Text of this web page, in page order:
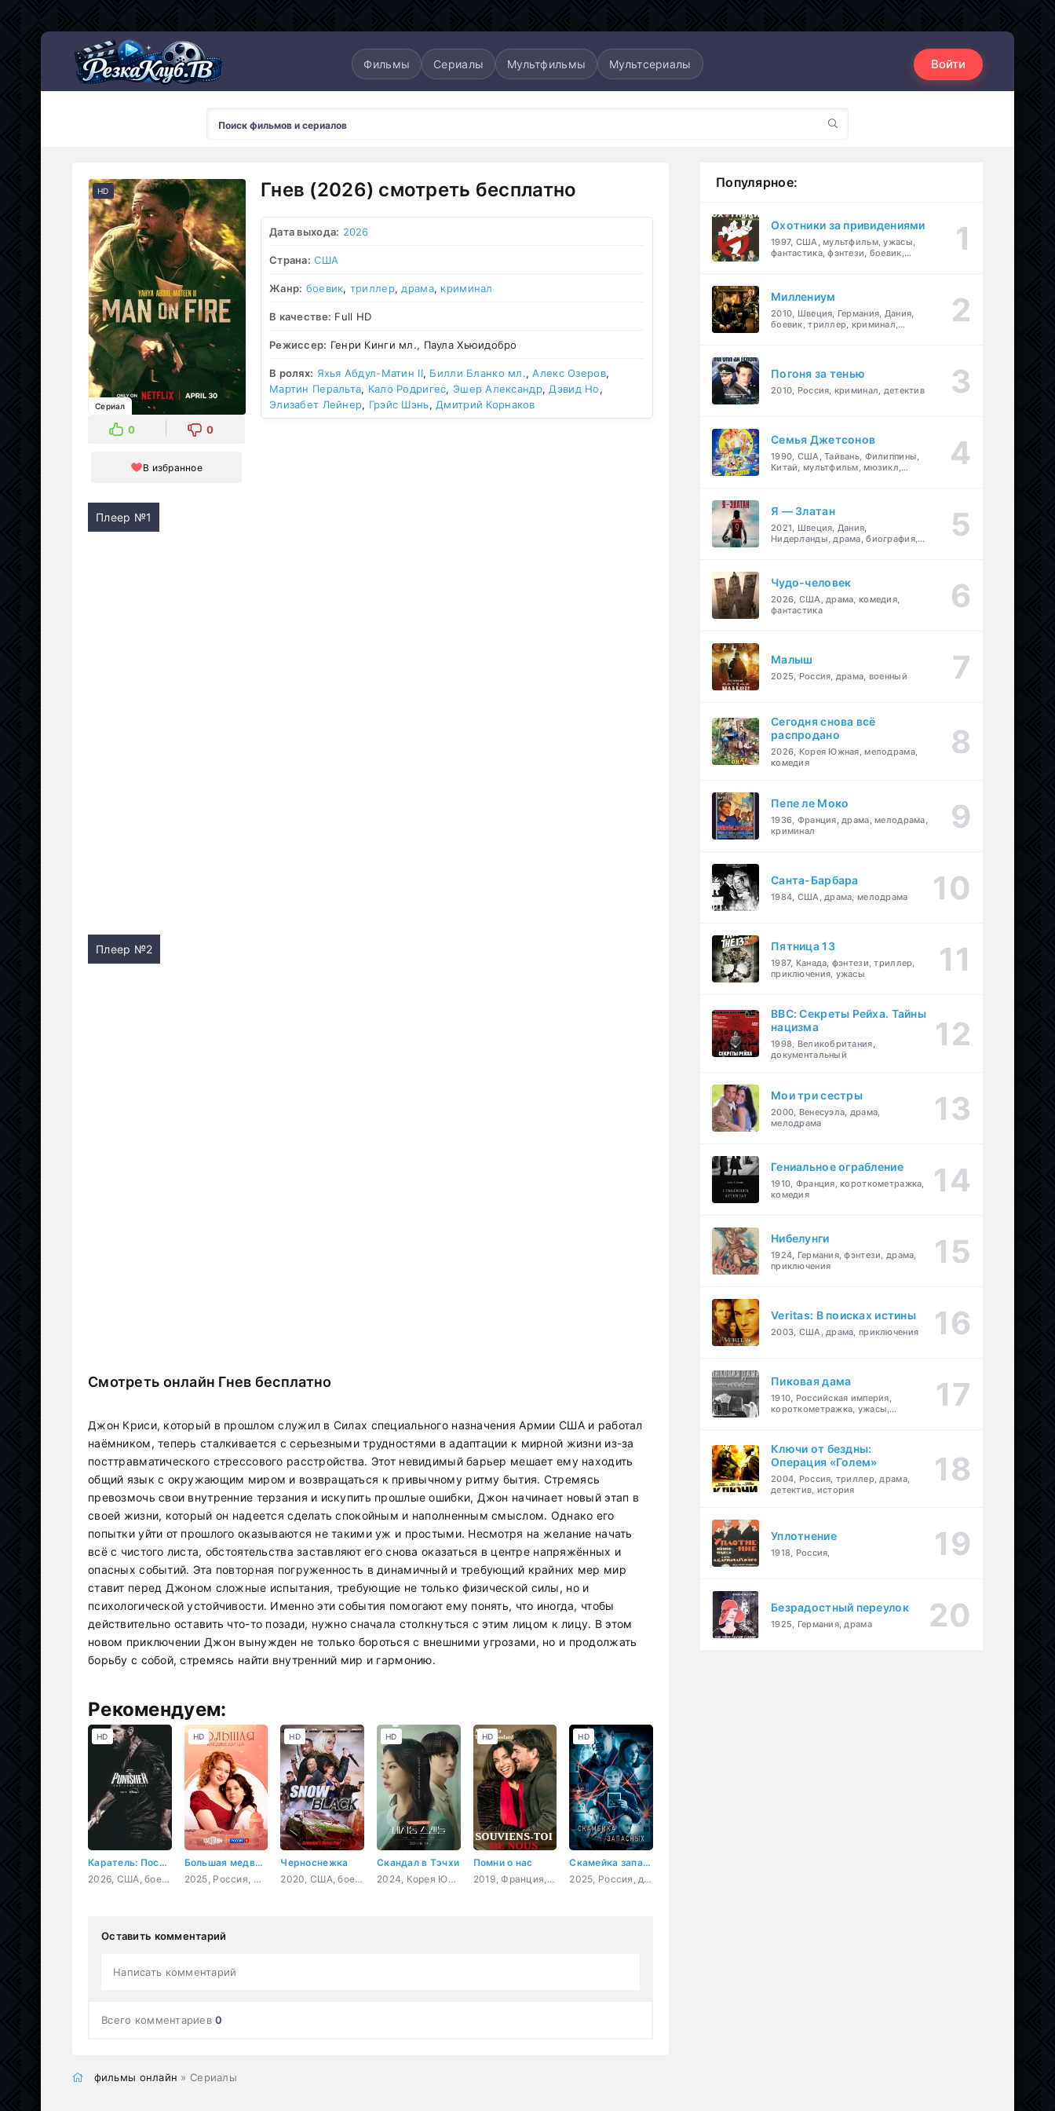
Фильмы Сериалы Мультфильмы Мультсериалы Войти
HD
Сериал
0 0
В избранное
Гнев (2026) смотреть бесплатно
Дата выхода: 2026
Страна: США
Жанр: боевик, триллер, драма, криминал
В качестве: Full HD
Режиссер: Генри Кинги мл., Паула Хьюидобро
В ролях: Яхья Абдул-Матин II, Билли Бланко мл.,Алекс Озеров,
Мартин Перальта, Кало Родригес, Эшер Александр, Дэвид Но,
Элизабет Лейнер, Грэйс Шэнь, Дмитрий Корнаков
Плеер №1
Плеер №2
Смотреть онлайн Гнев бесплатно
Джон Криси, который в прошлом служил в Силах специального назначения Армии США и работал
наёмником, теперь сталкивается с серьезными трудностями в адаптации к мирной жизни из-за
посттравматического стрессового расстройства. Этот невидимый барьер мешает ему находить
общий язык с окружающим миром и возвращаться к привычному ритму бытия. Стремясь
превозмочь свои внутренние терзания и искупить прошлые ошибки, Джон начинает новый этап в
своей жизни, который он надеется сделать спокойным и наполненным смыслом. Однако его
попытки уйти от прошлого оказываются не такими уж и простыми. Несмотря на желание начать
всё с чистого листа, обстоятельства заставляют его снова оказаться в центре напряжённых и
опасных событий. Эта повторная погруженность в динамичный и требующий крайних мер мир
ставит перед Джоном сложные испытания, требующие не только физической силы, но и
психологической устойчивости. Именно эти события помогают ему понять, что иногда, чтобы
действительно оставить что-то позади, нужно сначала столкнуться с этим лицом к лицу. В этом
новом приключении Джон вынужден не только бороться с внешними угрозами, но и продолжать
борьбу с собой, стремясь найти внутренний мир и гармонию.
Рекомендуем:
Каратель: Последнее убийство
2026, США, боевик, триллер, драма, криминал, приключения
HD
Большая медведица
2025, Россия, мелодрама
HD
Черноснежка
2020, США, боевик
HD
Скандал в Тэчхи
2024, Корея Южная, драма
HD
Помни о нас
2019, Франция, драма
HD
Скамейка запасных
2025, Россия, детектив
HD
Оставить комментарий
Написать комментарий
Всего комментариев0
фильмы онлайн » Сериалы
Популярное:
Охотники за привидениями
1997, США, мультфильм, ужасы,
фантастика, фэнтези, боевик,
Миллениум
2010, Швеция, Германия, Дания,
боевик, триллер, криминал,
Погоня за тенью
2010, Россия, криминал, детектив
Семья Джетсонов
1990, США, Тайвань, Филиппины,
Китай, мультфильм, мюзикл,
Я — Златан
2021, Швеция, Дания,
Нидерланды, драма, биография,
Чудо-человек
2026, США, драма, комедия,
фантастика
Малыш
2025, Россия, драма, военный
Сегодня снова всё
распродано
2026, Корея Южная, мелодрама,
комедия
Пепе ле Моко
1936, Франция, драма, мелодрама,
криминал
Санта-Барбара
1984, США, драма, мелодрама
Пятница 13
1987, Канада, фэнтези, триллер,
приключения, ужасы
BBC: Секреты Рейха. Тайны
нацизма
1998, Великобритания,
документальный
Мои три сестры
2000, Венесуэла, драма,
мелодрама
Гениальное ограбление
1910, Франция, короткометражка,
комедия
Нибелунги
1924, Германия, фэнтези, драма,
приключения
Veritas: В поисках истины
2003, США, драма, приключения
Пиковая дама
1910, Российская империя,
короткометражка, ужасы,
Ключи от бездны:
Операция «Голем»
2004, Россия, триллер, драма,
детектив, история
Уплотнение
1918, Россия,
Безрадостный переулок
1925, Германия, драма
Мультсериалы